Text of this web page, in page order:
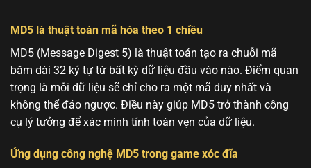
MD5 là thuật toán mã hóa theo 1 chiều
MD5 (Message Digest 5) là thuật toán tạo ra chuỗi mã
băm dài 32 ký tự từ bất kỳ dữ liệu đầu vào nào. Điểm quan
trọng là mỗi dữ liệu sẽ chỉ cho ra một mã duy nhất và
không thể đảo ngược. Điều này giúp MD5 trở thành công
cụ lý tưởng để xác minh tính toàn vẹn của dữ liệu.
Ứng dụng công nghệ MD5 trong game xóc đĩa